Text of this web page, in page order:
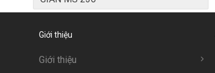
Giới thiệu
Giới thiệu